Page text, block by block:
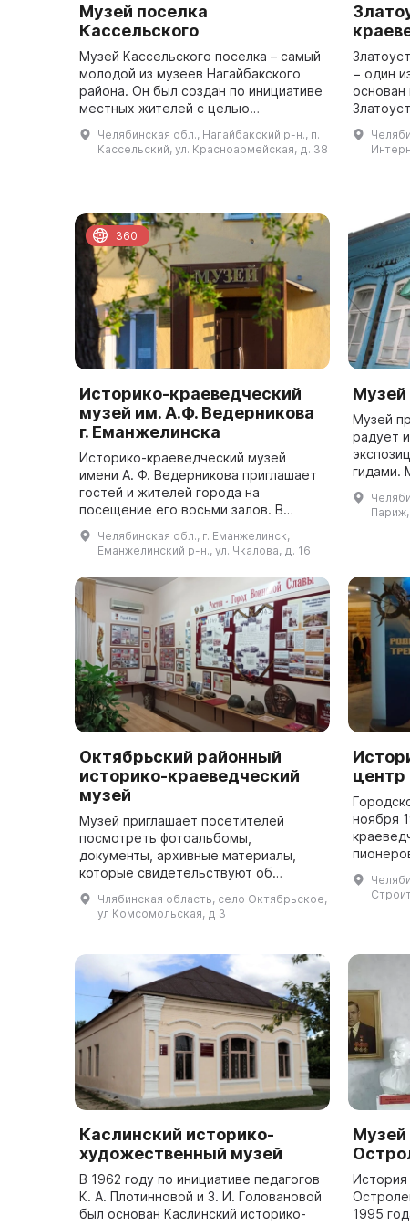
Музей поселка
Кассельского
Музей Кассельского поселка – самый
молодой из музеев Нагайбакского
района. Он был создан по инициативе
местных жителей с целью
сохранения и развития национальной
культуры и самобытности
автохтонного н...
Челябинская обл., Нагайбакский р-н., п.
Кассельский, ул. Красноармейская, д. 38
− один
основан
и колле...
Историко-краеведческий
музей им. А.Ф. Ведерникова
г. Еманжелинска
Историко-краеведческий музей
имени А. Ф. Ведерникова приглашает
гостей и жителей города на
посещение его восьми залов. В
центре внимания посетителей -
мемориальный зал «золотого баса
России» Александр...
Челябинская обл., г. Еманжелинск,
Еманжелинский р-н., ул. Чкалова, д. 16
360
Музей
Музей
радует
гидами. Музей был открыт в 1989
году в
Октябрьский районный
историко-краеведческий
музей
Музей приглашает посетителей
посмотреть фотоальбомы,
документы, архивные материалы,
которые свидетельствуют об
истории и культуре села. Музей в
селе Октябрьское Челябинской
области был открыт в 1987 ...
Члябинская область, село Октябрьское,
ул Комсомольская, д 3
центр
ноября
назвать
А. Н.
Каслинский историко-
художественный музей
В 1962 году по инициативе педагогов
К. А. Плотинновой и З. И. Головановой
был основан Каслинский историко-
Музей
История
1995